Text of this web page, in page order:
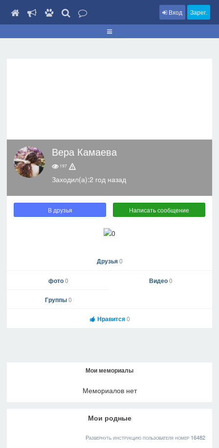
Вход Зарег.
Вера Камаева
197
Заходил(а):2 год назад
В друзья Написать сообщение
Друзья0
фото0 Видео0
Группы0
Нравится0
Мои мемориалы
Мемориалов нет
Мои родные
Развернуть инструкцию пользователя номер 16482